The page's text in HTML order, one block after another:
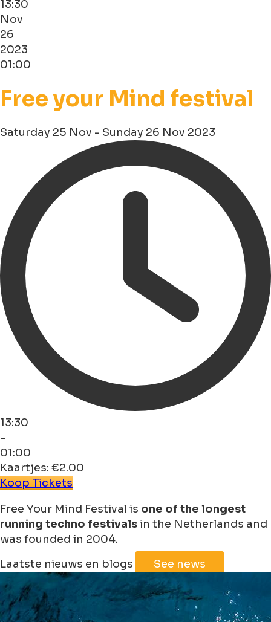
13:30
Nov
26
2023
01:00
Free your Mind festival
Saturday 25 Nov - Sunday 26 Nov 2023
13:30
-
01:00
Kaartjes: €2.00
Koop Tickets
Free Your Mind Festival is one of the longest
running techno festivalsin the Netherlands and
was founded in 2004.
Laatste nieuws en blogs
See news